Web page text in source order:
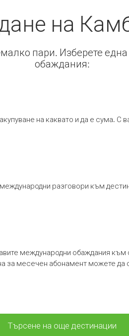
на
пари. Изберете
обаждания:
на каквато и да е сума.
разговори към
международни обаждания
за месечен абонамент можете да
Търсене на още дестинации